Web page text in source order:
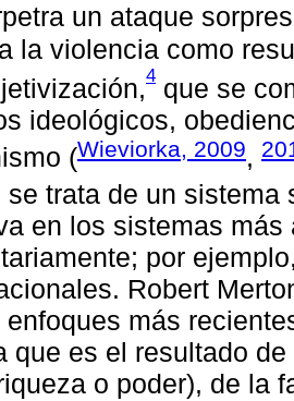
un ataque
la violencia como
4 que se
ideológicos,
(Wieviorka, 2009,
se trata de un sistema
en los sistemas
por
Robert
enfoques más
que es el resultado
o poder), de la